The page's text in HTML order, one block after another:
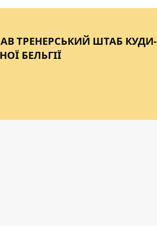
ТРЕНЕРСЬКИЙ ШТАБ КУДИ-
БЕЛЬГІЇ